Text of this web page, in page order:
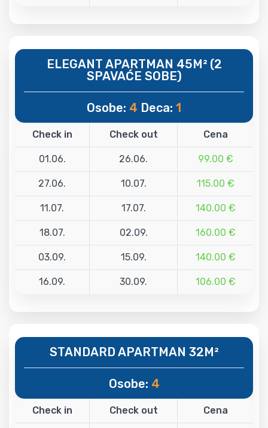
ELEGANT APARTMAN 45M² (2
SPAVAĆE SOBE)
Osobe: 4 Deca: 1
Check in Check out Cena
01.06. 26.06. 99.00 €
27.06. 10.07. 115.00 €
11.07. 17.07. 140.00 €
18.07. 02.09. 160.00 €
03.09. 15.09. 140.00 €
16.09. 30.09. 106.00 €
STANDARD APARTMAN 32M²
Osobe: 4
Check in Check out Cena